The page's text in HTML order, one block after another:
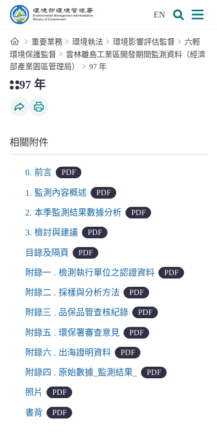
跳到主要內容區塊
EN
首頁重要業務 環境執法 環境影響評估監督
六輕
環境保護監督
雲林離島工業區開發期間監測資料（經濟
部產業園區管理局）
97 年
97 年
相關附件
0. 前言 PDF
1. 監測內容概述 PDF
2. 本季監測結果數據分析 PDF
3. 檢討與建議 PDF
目錄及隔頁 PDF
附錄一 . 檢測執行單位之認證資料 PDF
附錄二 . 採樣與分析方法 PDF
附錄三 . 品保品管查核紀錄 PDF
附錄五 . 環保署審查意見 PDF
附錄六 . 出海證明資料 PDF
附錄四 . 原始數據_監測結果_ PDF
照片 PDF
書背 PDF